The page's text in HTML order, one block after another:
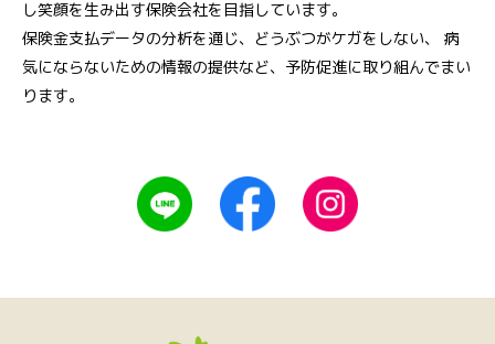
し笑顔を生み出す保険会社を目指しています。
保険金支払データの分析を通じ、どうぶつがケガをしない、 病
気にならないための情報の提供など、予防促進に取り組んでまい
ります。